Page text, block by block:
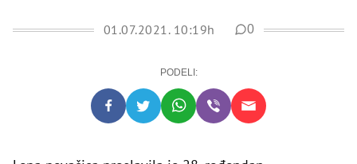
01.07.2021. 10:19h 0
PODELI: